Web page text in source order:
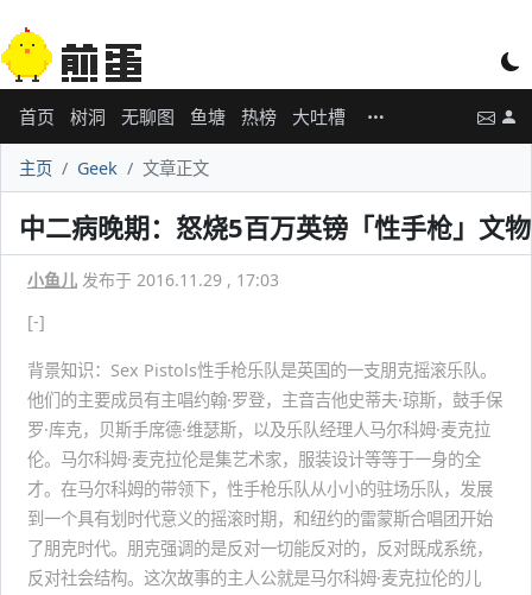
首页 树洞 无聊图 鱼塘 热榜 大吐槽
主页 Geek 文章正文
中二病晚期：怒烧5百万英镑「性手枪」文物
小鱼儿 发布于 2016.11.29 , 17:03
[-]
背景知识：Sex Pistols性手枪乐队是英国的一支朋克摇滚乐队。
他们的主要成员有主唱约翰·罗登，主音吉他史蒂夫·琼斯，鼓手保
罗·库克，贝斯手席德·维瑟斯，以及乐队经理人马尔科姆·麦克拉
伦。马尔科姆·麦克拉伦是集艺术家，服装设计等等于一身的全
才。在马尔科姆的带领下，性手枪乐队从小小的驻场乐队，发展
到一个具有划时代意义的摇滚时期，和纽约的雷蒙斯合唱团开始
了朋克时代。朋克强调的是反对一切能反对的，反对既成系统，
反对社会结构。这次故事的主人公就是马尔科姆·麦克拉伦的儿